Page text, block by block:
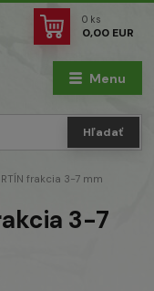
Menu
Hľadať
0 ks
0,00 EUR
frakcia 3-7 mm
3-7